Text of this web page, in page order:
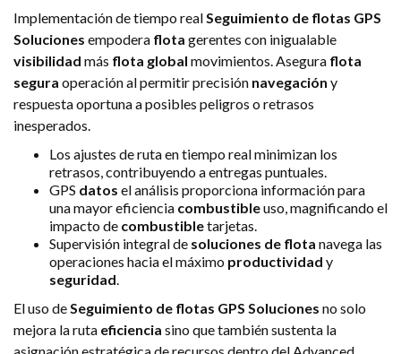
Implementación de tiempo realSeguimiento de flotas GPS
Soluciones empodera flota gerentes con inigualable
visibilidad más flota global movimientos. Asegura flota
segura operación al permitir precisión navegación y
respuesta oportuna a posibles peligros o retrasos
inesperados.
Los ajustes de ruta en tiempo real minimizan los
retrasos, contribuyendo a entregas puntuales.
GPS datos el análisis proporciona información para
una mayor eficiencia combustibleuso, magnificando el
impacto de combustibletarjetas.
Supervisión integral de soluciones de flota navega las
operaciones hacia el máximo productividad y
seguridad.
El uso deSeguimiento de flotas GPS Soluciones no solo
mejora la ruta eficiencia sino que también sustenta la